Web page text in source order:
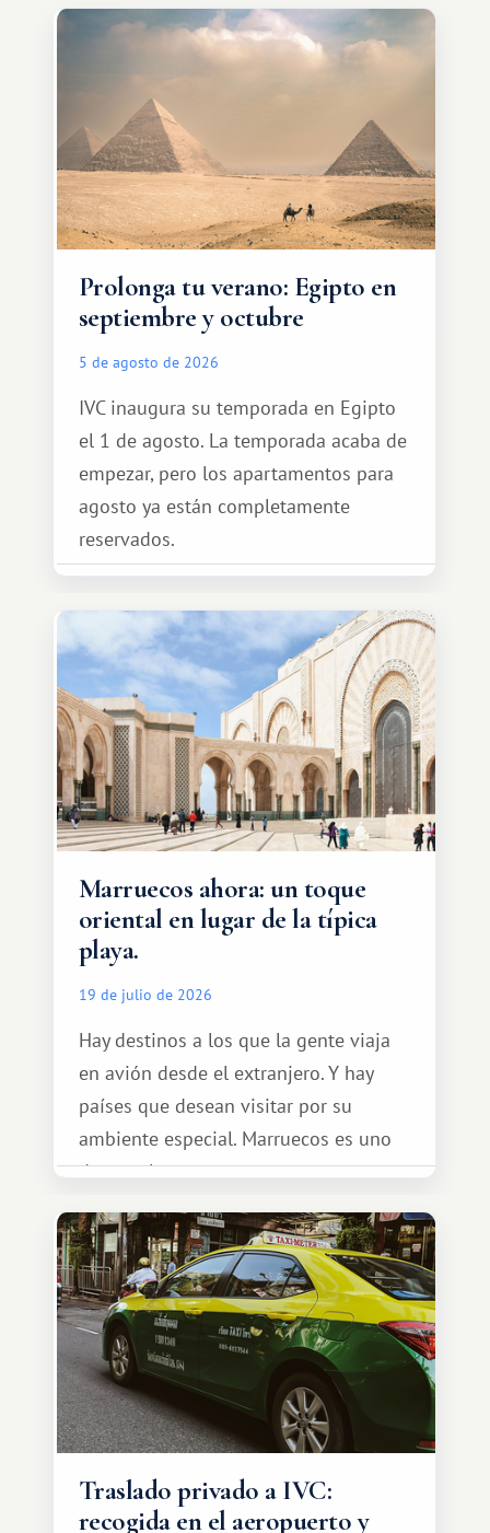
Prolonga tu verano: Egipto en
septiembre y octubre
5 de agosto de 2026
IVC inaugura su temporada en Egipto
el 1 de agosto. La temporada acaba de
empezar, pero los apartamentos para
agosto ya están completamente
reservados.
Marruecos ahora: un toque
oriental en lugar de la típica
playa.
19 de julio de 2026
Hay destinos a los que la gente viaja
en avión desde el extranjero. Y hay
países que desean visitar por su
ambiente especial. Marruecos es uno
de esos lugares.
Traslado privado a IVC:
recogida en el aeropuerto y